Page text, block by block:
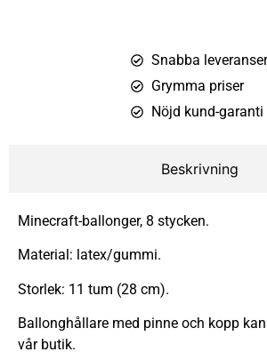
Snabba leveranser
Grymma priser
Nöjd kund-garanti
Beskrivning
Minecraft-ballonger, 8 stycken.
Material: latex/gummi.
Storlek: 11 tum (28 cm).
Ballonghållare med pinne och kopp
vår butik.